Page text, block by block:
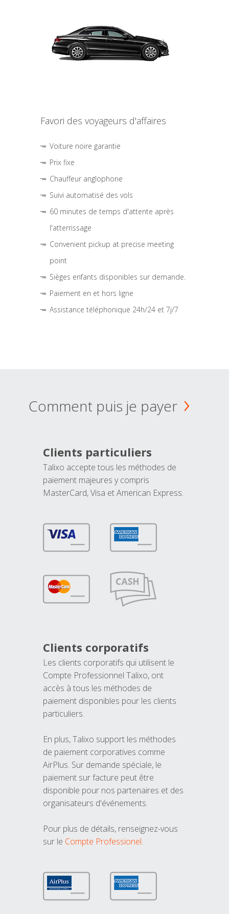
Favori des voyageurs d'affaires
Voiture noire garantie
Prix fixe
Chauffeur anglophone
Suivi automatisé des vols
60 minutes de temps d'attente après
l'atterrissage
Convenient pickup at precise meeting
point
Sièges enfants disponibles sur demande.
Paiement en et hors ligne
Assistance téléphonique 24h/24 et 7j/7
Comment puis je payer
Clients particuliers
Talixo accepte tous les méthodes de
paiement majeures y compris
MasterCard, Visa et American Express.
Clients corporatifs
Les clients corporatifs qui utilisent le
Compte Professionnel Talixo, ont
accès à tous les méthodes de
paiement disponibles pour les clients
particuliers.
En plus, Talixo support les méthodes
de paiement corporatives comme
AirPlus. Sur demande spéciale, le
paiement sur facture peut être
disponible pour nos partenaires et des
organisateurs d'événements.
Pour plus de détails, renseignez-vous
sur le Compte Professionel.